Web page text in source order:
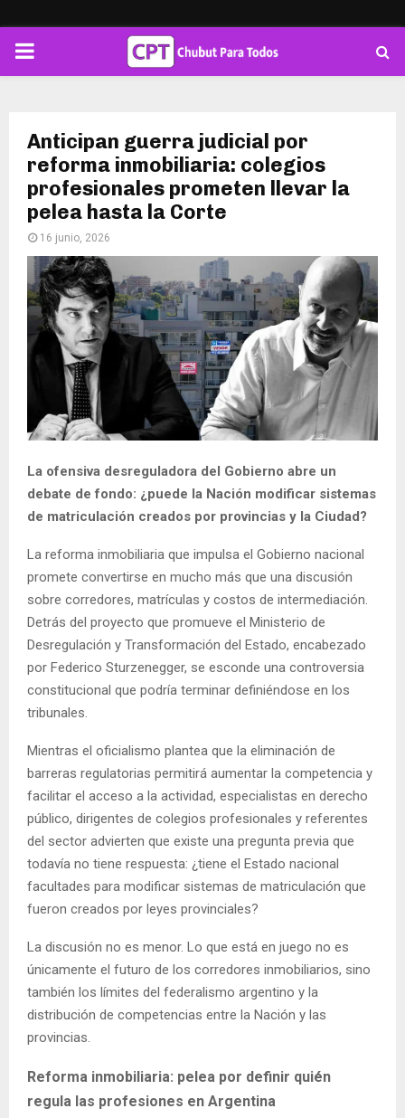
PRIMARY
Anticipan guerra judicial por
reforma inmobiliaria: colegios
profesionales prometen llevar la
pelea hasta la Corte
16 junio, 2026
La ofensiva desreguladora del Gobierno abre un
debate de fondo: ¿puede la Nación modificar sistemas
de matriculación creados por provincias y la Ciudad?
La reforma inmobiliaria que impulsa el Gobierno nacional
promete convertirse en mucho más que una discusión
sobre corredores, matrículas y costos de intermediación.
Detrás del proyecto que promueve el Ministerio de
Desregulación y Transformación del Estado, encabezado
por Federico Sturzenegger, se esconde una controversia
constitucional que podría terminar definiéndose en los
tribunales.
Mientras el oficialismo plantea que la eliminación de
barreras regulatorias permitirá aumentar la competencia y
facilitar el acceso a la actividad, especialistas en derecho
público, dirigentes de colegios profesionales y referentes
del sector advierten que existe una pregunta previa que
todavía no tiene respuesta: ¿tiene el Estado nacional
facultades para modificar sistemas de matriculación que
fueron creados por leyes provinciales?
La discusión no es menor. Lo que está en juego no es
únicamente el futuro de los corredores inmobiliarios, sino
también los límites del federalismo argentino y la
distribución de competencias entre la Nación y las
provincias.
Reforma inmobiliaria: pelea por definir quién
regula las profesiones en Argentina